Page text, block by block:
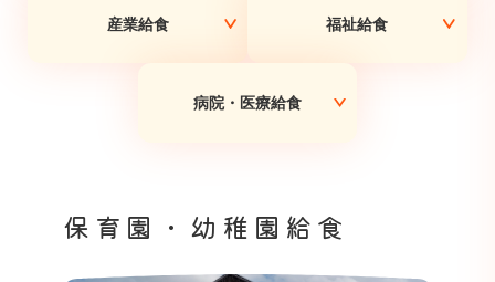
産業給食 福祉給食
病院・医療給食
保育園・幼稚園給食